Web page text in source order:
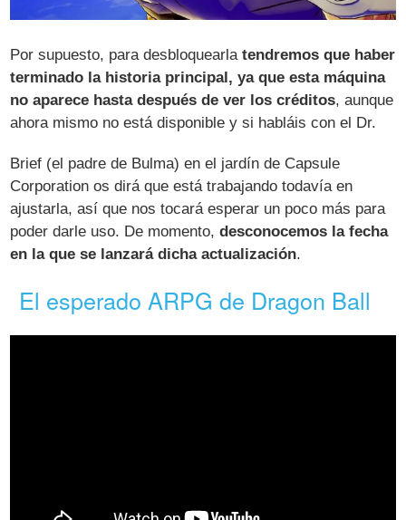
Por supuesto, para desbloquearlatendremos que haber
terminado la historia principal, ya que esta máquina
no aparece hasta después de ver los créditos, aunque
ahora mismo no está disponible y si habláis con el Dr.
Brief (el padre de Bulma) en el jardín de Capsule
Corporation os dirá que está trabajando todavía en
ajustarla, así que nos tocará esperar un poco más para
poder darle uso. De momento,desconocemos la fecha
en la que se lanzará dicha actualización.
El esperado ARPG de Dragon Ball